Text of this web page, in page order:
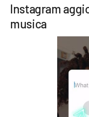
Instagram
musica